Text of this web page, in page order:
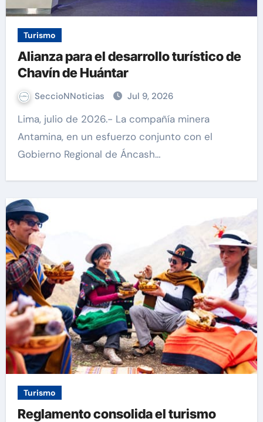
Turismo
Alianza para el desarrollo turístico de
Chavín de Huántar
SeccioNNoticias Jul 9, 2026
Lima, julio de 2026.- La compañía minera
Antamina, en un esfuerzo conjunto con el
Gobierno Regional de Áncash…
Turismo
Reglamento consolida el turismo